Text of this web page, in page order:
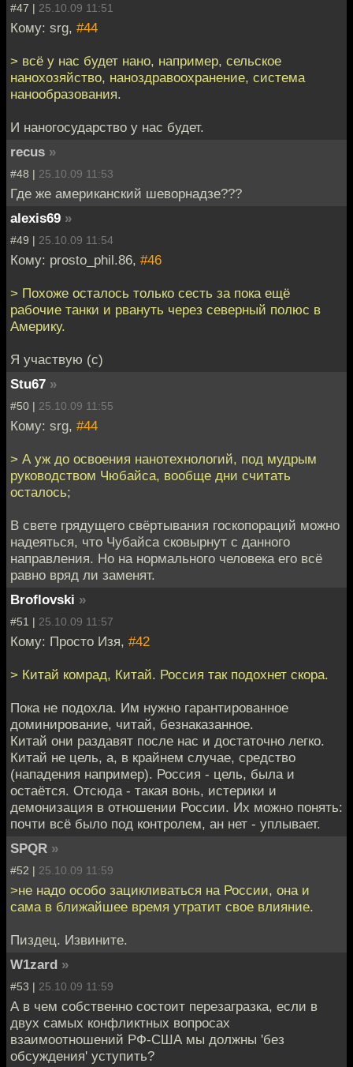
#47 | 25.10.09 11:51
Кому: srg, #44
> всё у нас будет нано, например, сельское
нанохозяйство, наноздравоохранение, система
нанообразования.
И наногосударство у нас будет.
recus »
#48 | 25.10.09 11:53
Где же американский шеворнадзе???
alexis69 »
#49 | 25.10.09 11:54
Кому: prosto_phil.86, #46
> Похоже осталось только сесть за пока ещё
рабочие танки и рвануть через северный полюс в
Америку.
Я участвую (с)
Stu67 »
#50 | 25.10.09 11:55
Кому: srg, #44
> А уж до освоения нанотехнологий, под мудрым
руководством Чюбайса, вообще дни считать
осталось;
В свете грядущего свёртывания госкопораций можно
надеяться, что Чубайса сковырнут с данного
направления. Но на нормального человека его всё
равно вряд ли заменят.
Broflovski »
#51 | 25.10.09 11:57
Кому: Просто Изя, #42
> Китай комрад, Китай. Россия так подохнет скора.
Пока не подохла. Им нужно гарантированное
доминирование, читай, безнаказанное.
Китай они раздавят после нас и достаточно легко.
Китай не цель, а, в крайнем случае, средство
(нападения например). Россия - цель, была и
остаётся. Отсюда - такая вонь, истерики и
демонизация в отношении России. Их можно понять:
почти всё было под контролем, ан нет - уплывает.
SPQR »
#52 | 25.10.09 11:59
>не надо особо зацикливаться на России, она и
сама в ближайшее время утратит свое влияние.
Пиздец. Извините.
W1zard »
#53 | 25.10.09 11:59
А в чем собственно состоит перезагразка, если в
двух самых конфликтных вопросах
взаимоотношений РФ-США мы должны 'без
обсуждения' уступить?